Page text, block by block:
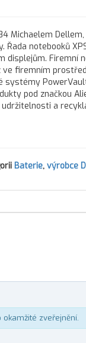
Michaelem
notebooků
displejům. Firemní
firemním
systémy
pod značkou
a
Baterie, výrobce
okamžité zveřejnění.